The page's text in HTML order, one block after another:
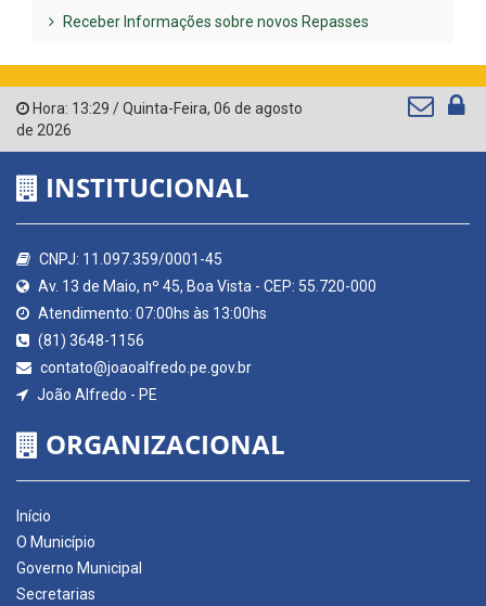
Receber Informações sobre novos Repasses
Hora: 13:29 /Quinta-Feira, 06 de agosto
de 2026
INSTITUCIONAL
CNPJ: 11.097.359/0001-45
Av. 13 de Maio, nº 45, Boa Vista - CEP: 55.720-000
Atendimento: 07:00hs às 13:00hs
(81) 3648-1156
contato@joaoalfredo.pe.gov.br
João Alfredo - PE
ORGANIZACIONAL
Início
O Município
Governo Municipal
Secretarias